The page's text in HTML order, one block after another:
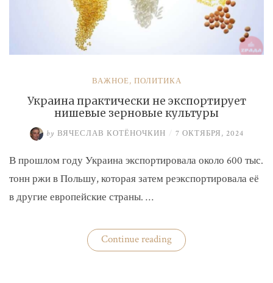
ВАЖНОЕ, ПОЛИТИКА
Украина практически не экспортирует
нишевые зерновые культуры
by ВЯЧЕСЛАВ КОТЁНОЧКИН / 7 ОКТЯБРЯ, 2024
В прошлом году Украина экспортировала около 600 тыс.
тонн ржи в Польшу, которая затем реэкспортировала её
в другие европейские страны. …
Continue reading«Украина
практически